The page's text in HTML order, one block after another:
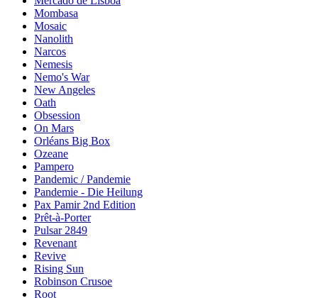
Mombasa
Mosaic
Nanolith
Narcos
Nemesis
Nemo's War
New Angeles
Oath
Obsession
On Mars
Orléans Big Box
Ozeane
Pampero
Pandemic / Pandemie
Pandemie - Die Heilung
Pax Pamir 2nd Edition
Prêt-à-Porter
Pulsar 2849
Revenant
Revive
Rising Sun
Robinson Crusoe
Root